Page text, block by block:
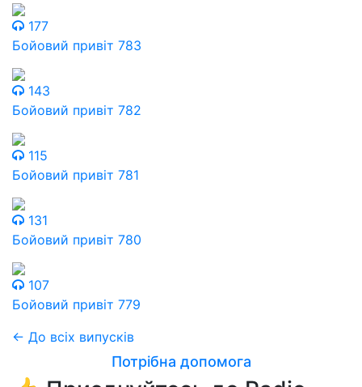
177
Бойовий привіт 783
143
Бойовий привіт 782
115
Бойовий привіт 781
131
Бойовий привіт 780
107
Бойовий привіт 779
← До всіх випусків
Потрібна допомога